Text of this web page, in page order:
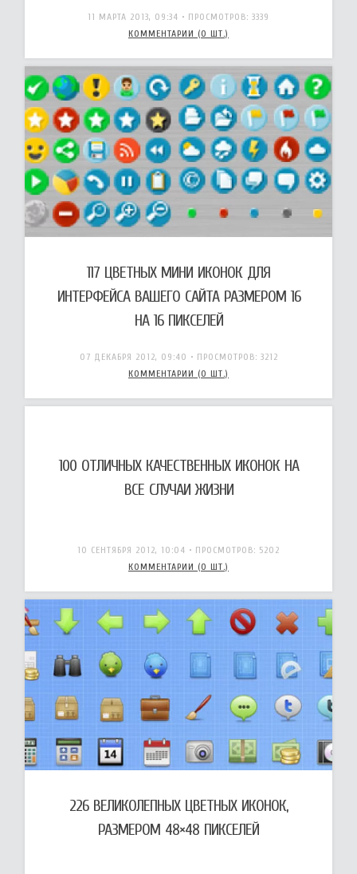
11 МАРТА 2013, 09:34 • ПРОСМОТРОВ: 3339
КОММЕНТАРИИ (0 ШТ.)
117 ЦВЕТНЫХ МИНИ ИКОНОК ДЛЯ
ИНТЕРФЕЙСА ВАШЕГО САЙТА РАЗМЕРОМ 16
НА 16 ПИКСЕЛЕЙ
07 ДЕКАБРЯ 2012, 09:40 • ПРОСМОТРОВ: 3212
КОММЕНТАРИИ (0 ШТ.)
100 ОТЛИЧНЫХ КАЧЕСТВЕННЫХ ИКОНОК НА
ВСЕ СЛУЧАИ ЖИЗНИ
10 СЕНТЯБРЯ 2012, 10:04 • ПРОСМОТРОВ: 5202
КОММЕНТАРИИ (0 ШТ.)
226 ВЕЛИКОЛЕПНЫХ ЦВЕТНЫХ ИКОНОК,
РАЗМЕРОМ 48×48 ПИКСЕЛЕЙ